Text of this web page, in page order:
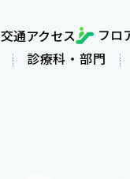
診療科・部門
交通アクセス フロ